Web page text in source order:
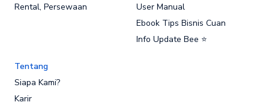
Rental, Persewaan
User Manual
Ebook Tips Bisnis Cuan
Info Update Bee ⭐
Tentang
Siapa Kami?
Karir